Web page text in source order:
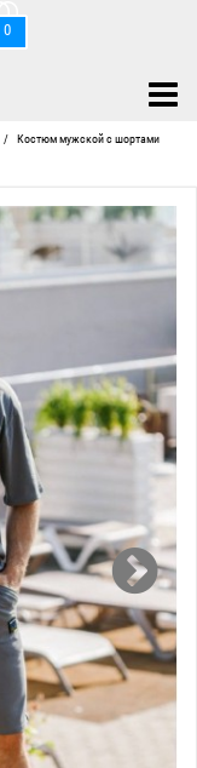
0
/
Костюм мужской с шортами